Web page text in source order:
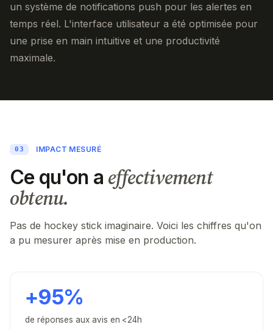
un système de notifications push pour les alertes en
temps réel. L'interface utilisateur a été optimisée pour
une prise en main intuitive et une productivité
maximale.
03 IMPACT MESURÉ
Ce qu'on a effectivement
obtenu.
Pas de hockey stick imaginaire. Voici les chiffres qu'on
a pu mesurer après mise en production.
+95%
de réponses aux avis en <24h